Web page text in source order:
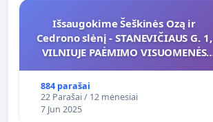
Išsaugokime Šeškinės Ozą ir
Cedrono slėnį - STANEVIČIAUS G. 1,
VILNIUJE PAĖMIMO VISUOMENĖS
PRITAIKYMO VIEŠAJAI ŽELDYNŲ
FUNKCIJAI
884 parašai
22 Parašai / 12 mėnesiai
7 Jun 2025